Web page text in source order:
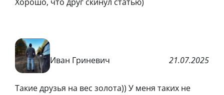
Иван Гриневич 21.07.2025
Такие друзья на вес золота)) У меня таких не